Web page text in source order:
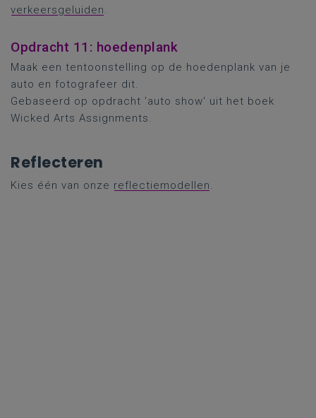
verkeersgeluiden.
Opdracht 11: hoedenplank
Maak een tentoonstelling op de hoedenplank van je
auto en fotografeer dit.
Gebaseerd op opdracht 'auto show' uit het boek
Wicked Arts Assignments.
Reflecteren
Kies één van onze reflectiemodellen.